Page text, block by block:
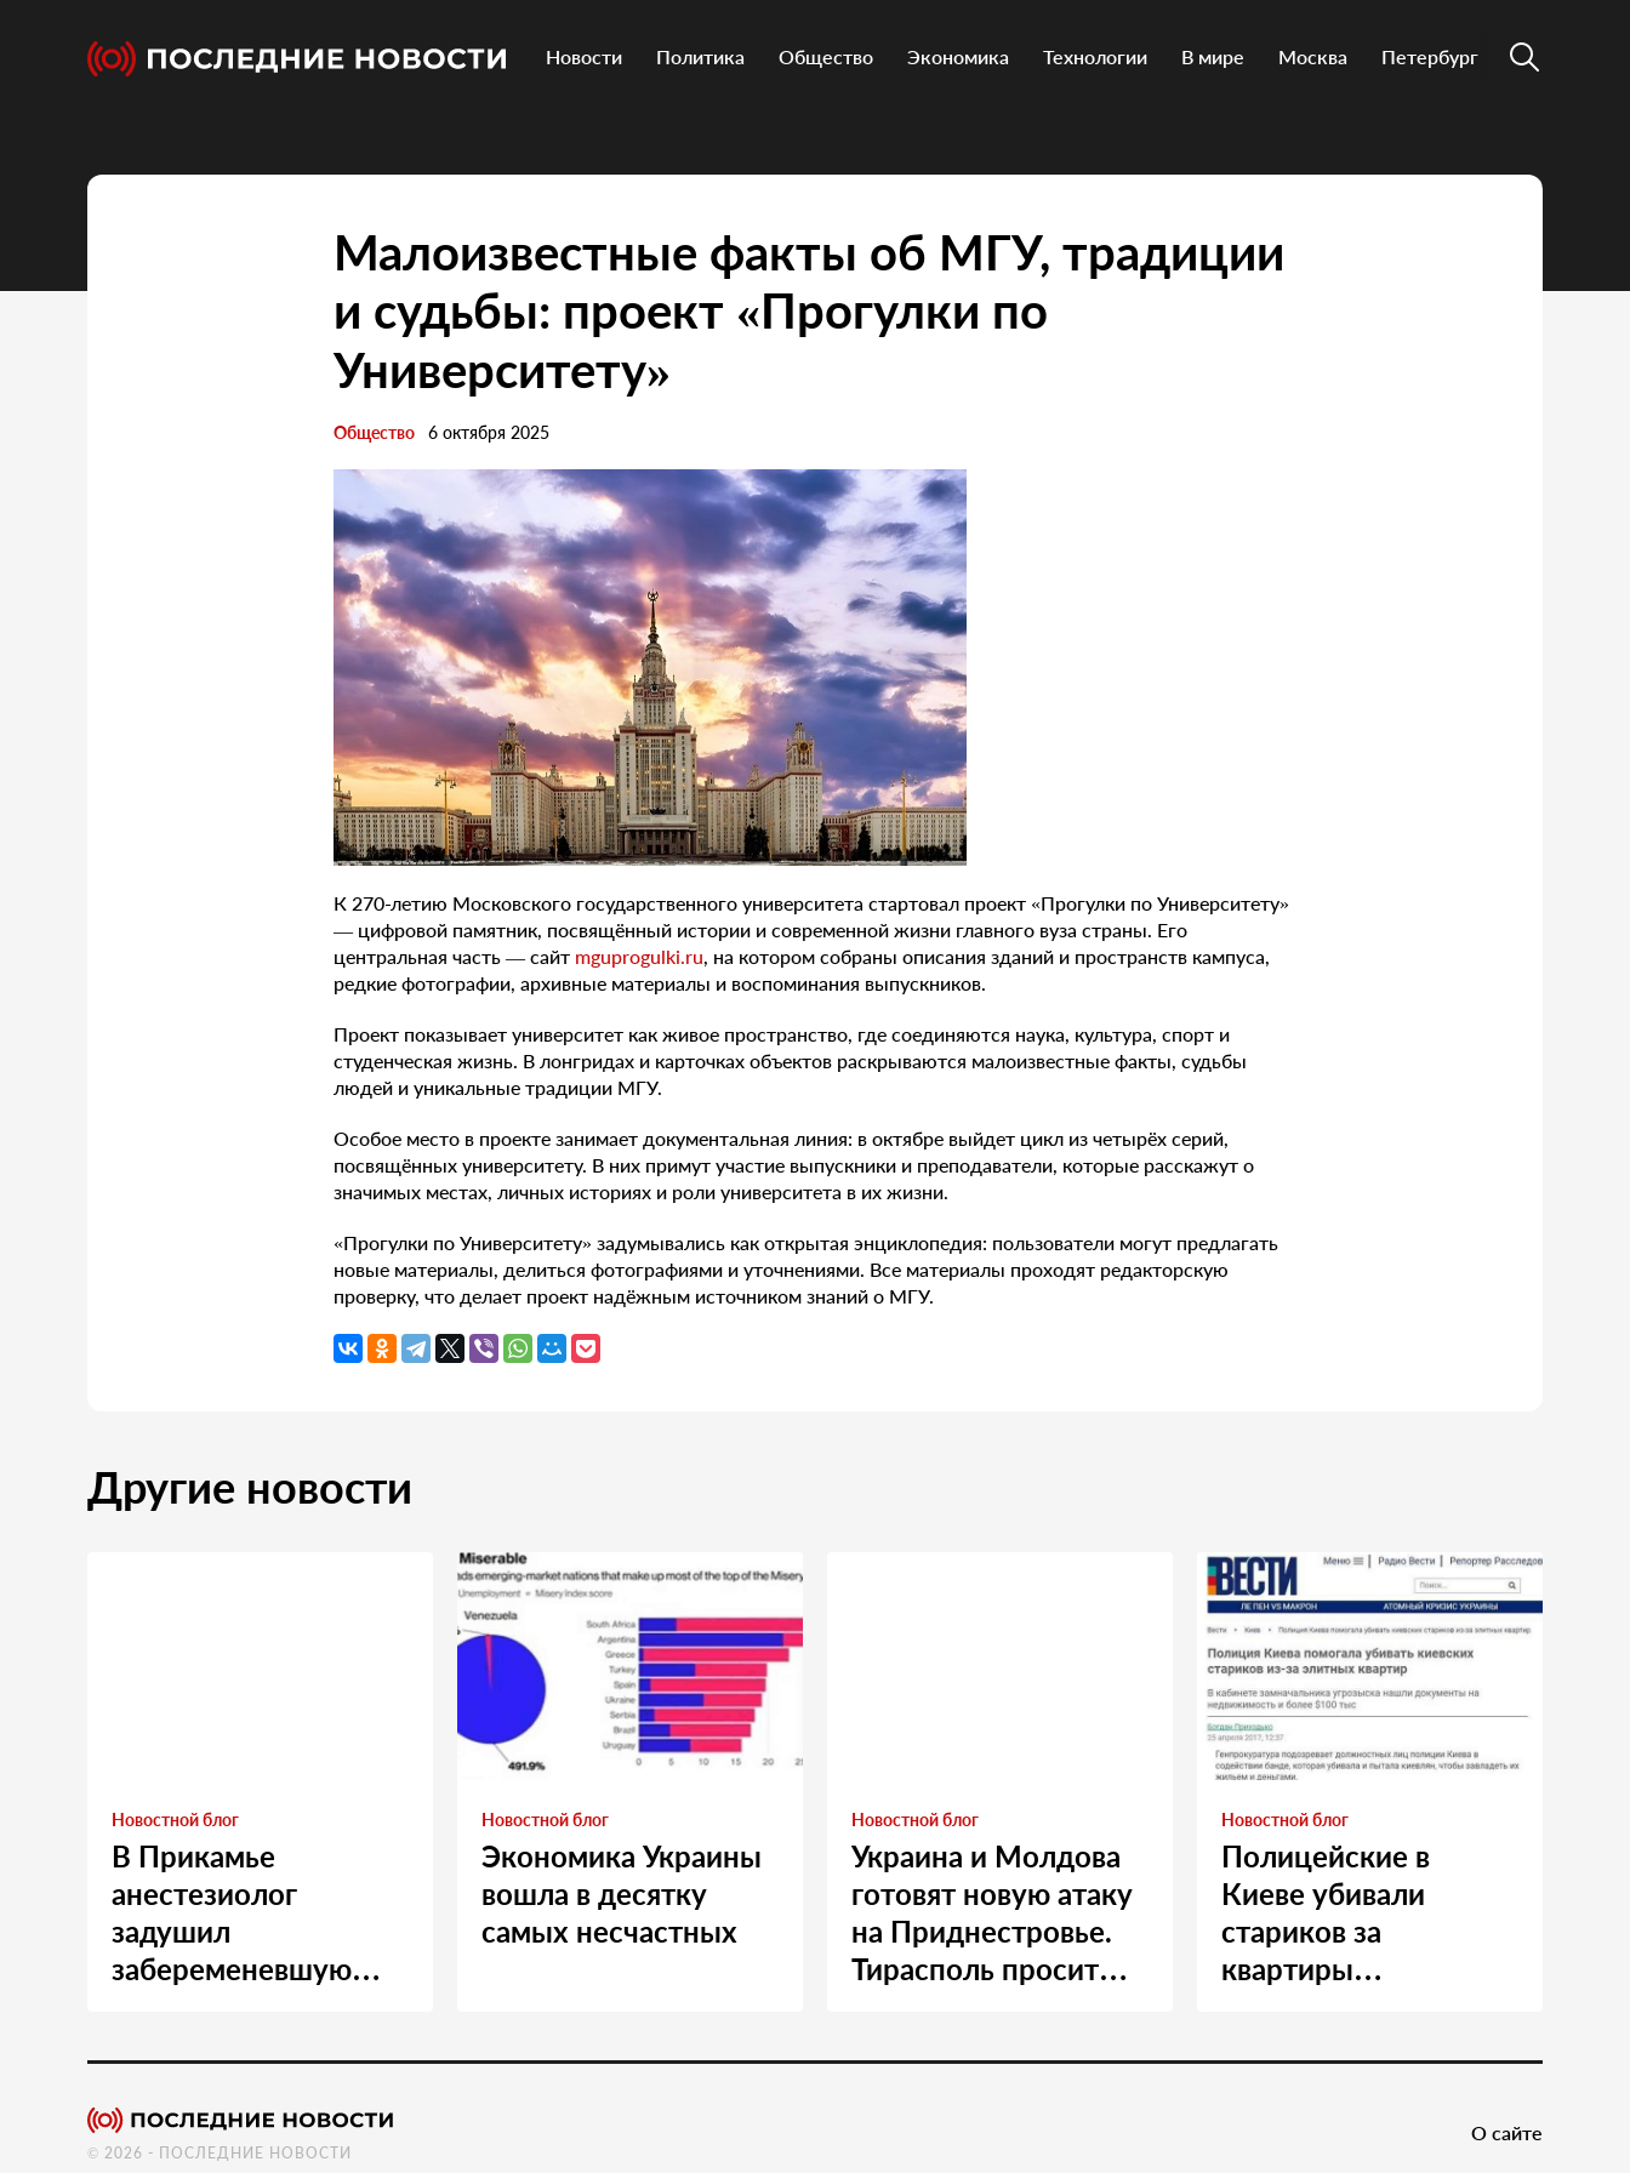
Новости Политика Общество Экономика Технологии В мире Москва Петербург
Малоизвестные факты об МГУ, традиции
и судьбы: проект «Прогулки по
Университету»
Общество 6 октября 2025
К 270-летию Московского государственного университета стартовал проект «Прогулки по Университету»
— цифровой памятник, посвящённый истории и современной жизни главного вуза страны. Его
центральная часть — сайт mguprogulki.ru, на котором собраны описания зданий и пространств кампуса,
редкие фотографии, архивные материалы и воспоминания выпускников.
Проект показывает университет как живое пространство, где соединяются наука, культура, спорт и
студенческая жизнь. В лонгридах и карточках объектов раскрываются малоизвестные факты, судьбы
людей и уникальные традиции МГУ.
Особое место в проекте занимает документальная линия: в октябре выйдет цикл из четырёх серий,
посвящённых университету. В них примут участие выпускники и преподаватели, которые расскажут о
значимых местах, личных историях и роли университета в их жизни.
«Прогулки по Университету» задумывались как открытая энциклопедия: пользователи могут предлагать
новые материалы, делиться фотографиями и уточнениями. Все материалы проходят редакторскую
проверку, что делает проект надёжным источником знаний о МГУ.
Другие новости
Новостной блог
В Прикамье
анестезиолог
задушил
забеременевшую
Новостной блог
Экономика Украины
вошла в десятку
самых несчастных
Новостной блог
Украина и Молдова
готовят новую атаку
на Приднестровье.
Тирасполь просит
Новостной блог
Полицейские в
Киеве убивали
стариков за
квартиры…
© 2026 - ПОСЛЕДНИЕ НОВОСТИ
О сайте